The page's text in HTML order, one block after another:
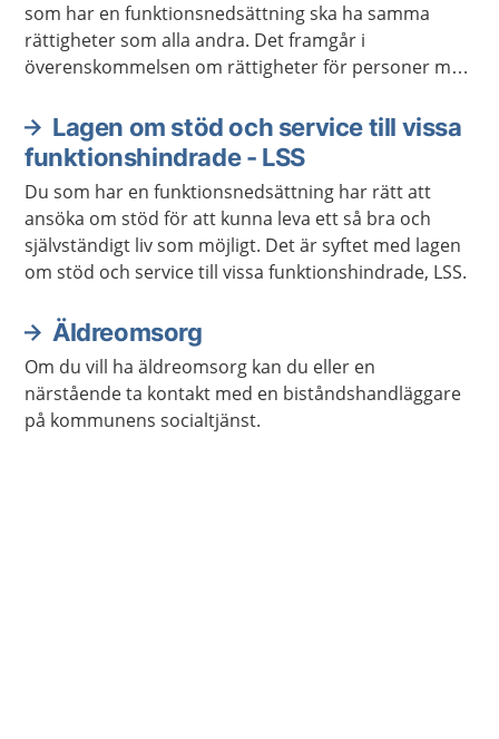
som har en funktionsnedsättning ska ha samma
rättigheter som alla andra. Det framgår i
överenskommelsen om rättigheter för personer med
Lagen om stöd och service till vissa
funktionshindrade - LSS
Du som har en funktionsnedsättning har rätt att
ansöka om stöd för att kunna leva ett så bra och
självständigt liv som möjligt. Det är syftet med lagen
om stöd och service till vissa funktionshindrade, LSS.
Äldreomsorg
Om du vill ha äldreomsorg kan du eller en
närstående ta kontakt med en biståndshandläggare
på kommunens socialtjänst.